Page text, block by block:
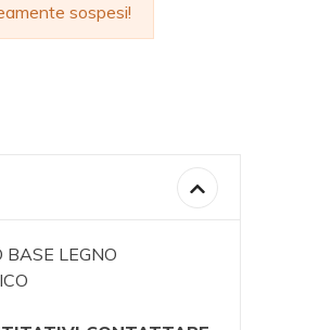
sospesi!
BASE LEGNO